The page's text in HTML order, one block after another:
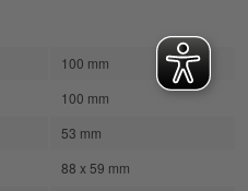
100 mm
100 mm
53 mm
88 x 59 mm